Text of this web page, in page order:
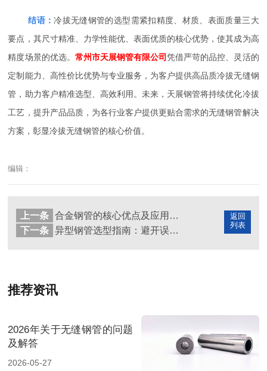
结语：冷拔无缝钢管的选型需紧扣精度、材质、表面质量三大
要点，其尺寸精准、力学性能优、表面优质的核心优势，使其成为高
精度场景的优选。 常州市天展钢管有限公司凭借严苛的品控、灵活的
定制能力、高性价比优势与专业服务，为客户提供高品质冷拔无缝钢
管，助力客户精准选型、高效利用。未来，天展钢管将持续优化冷拔
工艺，提升产品品质，为各行业客户提供更贴合需求的无缝钢管解决
方案，彰显冷拔无缝钢管的核心价值。
编辑：
返回
列表
上一条
合金钢管的核心优点及应用场景，天展无缝钢管赋能各行业升级
下一条
异型钢管选型指南：避开误区选对产品，天展钢管保驾护航
推荐资讯
2026年关于无缝钢管的问题
及解答
2026-05-27